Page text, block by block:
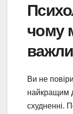
чому
Ви не
найкращим
схудненні.